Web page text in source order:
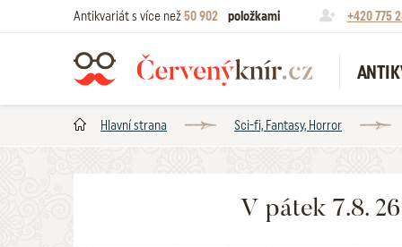
Antikvariát s více než50 902 položkami +420 775
Hlavní strana Sci-fi, Fantasy, Horror
V pátek 7.8.